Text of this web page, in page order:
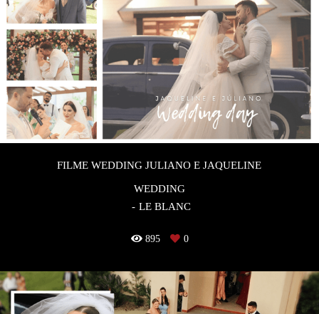
FILME WEDDING JULIANO E JAQUELINE
WEDDING
LE BLANC
895 0